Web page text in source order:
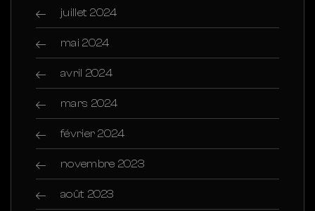
juillet 2024
mai 2024
avril 2024
mars 2024
février 2024
novembre 2023
août 2023